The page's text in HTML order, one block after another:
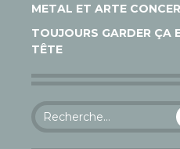
METAL ET ARTE
TOUJOURS GARDER ÇA
TÊTE
Rechercher :